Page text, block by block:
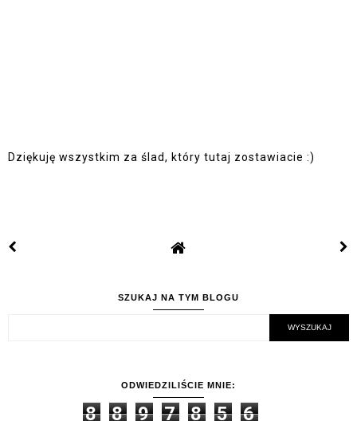
Dziękuję wszystkim za ślad, który tutaj zostawiacie :)
SZUKAJ NA TYM BLOGU
ODWIEDZILIŚCIE MNIE:
8 8 9 7 8 5 6